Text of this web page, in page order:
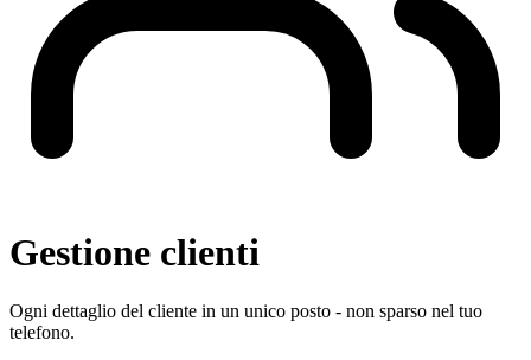
Gestione clienti
Ogni dettaglio del cliente in un unico posto - non sparso nel tuo
telefono.